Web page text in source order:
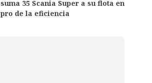
suma 35 Scania Super a su flota en
pro de la eficiencia